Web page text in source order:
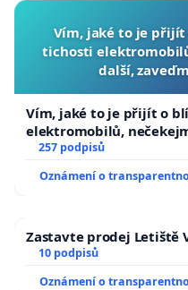
Vím, jaké to je
tichosti
další,
Vím, jaké to je přijít o
elektromobilů,
zaveďme slyšitelná auta!
257 podpisů
Oznámení o
Zastavte prodej Letiště
10 podpisů
Oznámení o